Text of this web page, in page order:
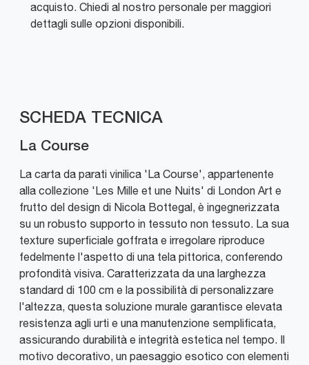
acquisto. Chiedi al nostro personale per maggiori
dettagli sulle opzioni disponibili.
SCHEDA TECNICA
La Course
La carta da parati vinilica 'La Course', appartenente
alla collezione 'Les Mille et une Nuits' di London Art e
frutto del design di Nicola Bottegal, è ingegnerizzata
su un robusto supporto in tessuto non tessuto. La sua
texture superficiale goffrata e irregolare riproduce
fedelmente l'aspetto di una tela pittorica, conferendo
profondità visiva. Caratterizzata da una larghezza
standard di 100 cm e la possibilità di personalizzare
l'altezza, questa soluzione murale garantisce elevata
resistenza agli urti e una manutenzione semplificata,
assicurando durabilità e integrità estetica nel tempo. Il
motivo decorativo, un paesaggio esotico con elementi